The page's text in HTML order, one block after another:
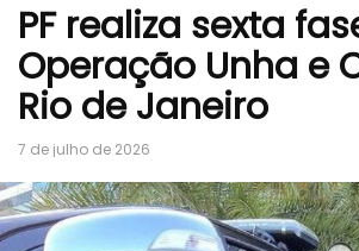
PF realiza sexta
Operação Unha e
Rio de Janeiro
7 de julho de 2026